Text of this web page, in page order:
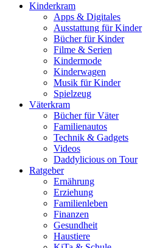
Kinderkram
Apps & Digitales
Ausstattung für Kinder
Bücher für Kinder
Filme & Serien
Kindermode
Kinderwagen
Musik für Kinder
Spielzeug
Väterkram
Bücher für Väter
Familienautos
Technik & Gadgets
Videos
Daddylicious on Tour
Ratgeber
Ernährung
Erziehung
Familienleben
Finanzen
Gesundheit
Haustiere